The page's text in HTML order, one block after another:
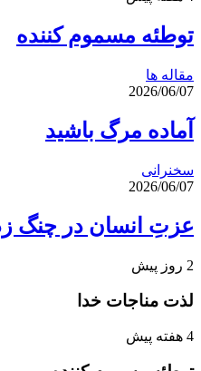
توطئه مسموم کننده
مقاله ها
2026/06/07
آماده مرگ باشید
سخنرانی
2026/06/07
عزتِ انسان در چنگ
2 روز پیش
لذت مناجات خدا
4 هفته پیش